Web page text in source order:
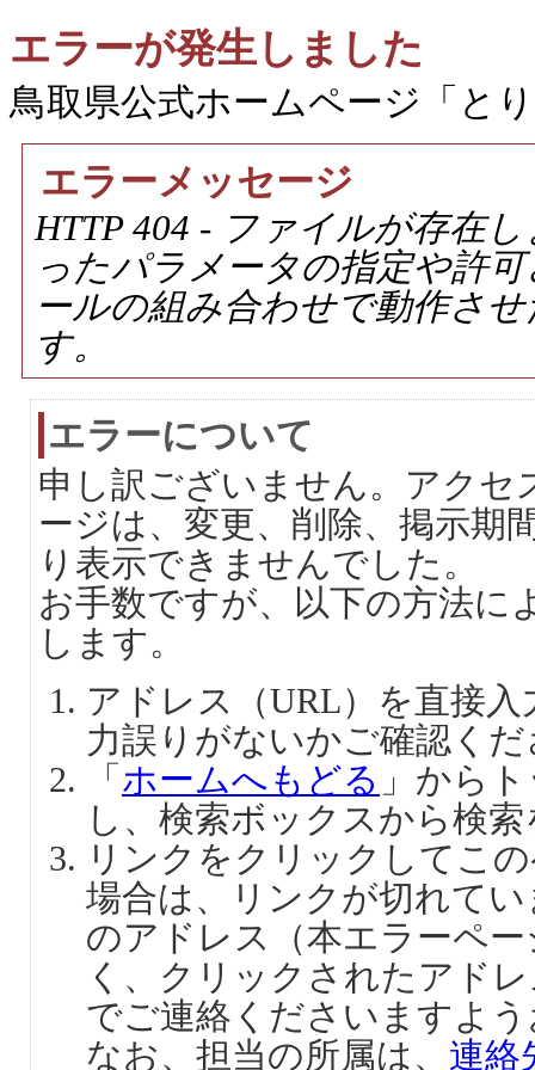
エラーが発生しました
鳥取県公式ホームページ「と
エラーメッセージ
HTTP 404 - ファイルが存在
ったパラメータの指定や許
ールの組み合わせで動作さ
す。
エラーについて
申し訳ございません。アクセ
ージは、変更、削除、掲示期
り表示できませんでした。
お手数ですが、以下の方法に
します。
アドレス（URL）を直接
力誤りがないかご確認く
「 ホームへもどる 」から
し、検索ボックスから検
リンクをクリックしてこ
場合は、リンクが切れて
のアドレス（本エラーペ
く、クリックされたアド
でご連絡くださいますよ
なお、担当の所属は、 連絡